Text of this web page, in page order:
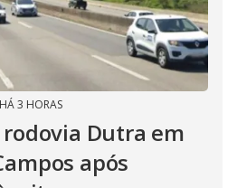
HÁ 3 HORAS
Dutra em
após